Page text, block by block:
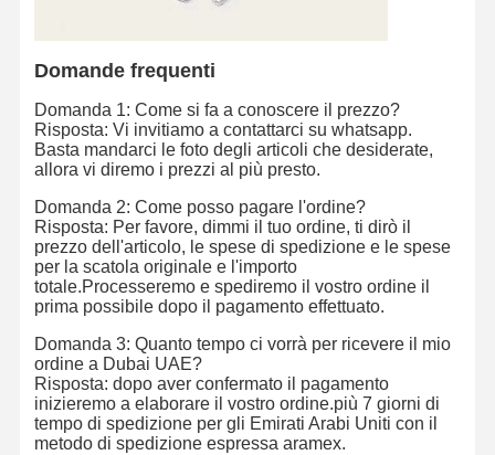
Domande frequenti
Domanda 1: Come si fa a conoscere il prezzo?
Risposta: Vi invitiamo a contattarci su whatsapp.
Basta mandarci le foto degli articoli che desiderate,
allora vi diremo i prezzi al più presto.
Domanda 2: Come posso pagare l'ordine?
Risposta: Per favore, dimmi il tuo ordine, ti dirò il
prezzo dell'articolo, le spese di spedizione e le spese
per la scatola originale e l'importo
totale.Processeremo e spediremo il vostro ordine il
prima possibile dopo il pagamento effettuato.
Domanda 3: Quanto tempo ci vorrà per ricevere il mio
ordine a Dubai UAE?
Risposta: dopo aver confermato il pagamento
inizieremo a elaborare il vostro ordine.più 7 giorni di
tempo di spedizione per gli Emirati Arabi Uniti con il
metodo di spedizione espressa aramex.